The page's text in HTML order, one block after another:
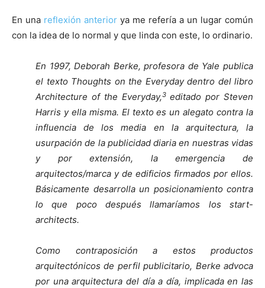
En una reflexión anterior ya me refería a un lugar común
con la idea de lo normal y que linda con este, lo ordinario.
En 1997, Deborah Berke, profesora de Yale publica
el texto Thoughts on the Everyday dentro del libro
Architecture of the Everyday,3 editado por Steven
Harris y ella misma. El texto es un alegato contra la
influencia de los media en la arquitectura, la
usurpación de la publicidad diaria en nuestras vidas
y por extensión, la emergencia de
arquitectos/marca y de edificios firmados por ellos.
Básicamente desarrolla un posicionamiento contra
lo que poco después llamaríamos los start-
architects.
Como contraposición a estos productos
arquitectónicos de perfil publicitario, Berke advoca
por una arquitectura del día a día, implicada en las